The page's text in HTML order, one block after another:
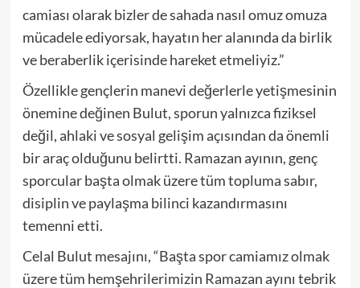
camiası olarak bizler de sahada nasıl omuz omuza
mücadele ediyorsak, hayatın her alanında da birlik
ve beraberlik içerisinde hareket etmeliyiz.”
Özellikle gençlerin manevi değerlerle yetişmesinin
önemine değinen Bulut, sporun yalnızca fiziksel
değil, ahlaki ve sosyal gelişim açısından da önemli
bir araç olduğunu belirtti. Ramazan ayının, genç
sporcular başta olmak üzere tüm topluma sabır,
disiplin ve paylaşma bilinci kazandırmasını
temenni etti.
Celal Bulut mesajını, “Başta spor camiamız olmak
üzere tüm hemşehrilerimizin Ramazan ayını tebrik